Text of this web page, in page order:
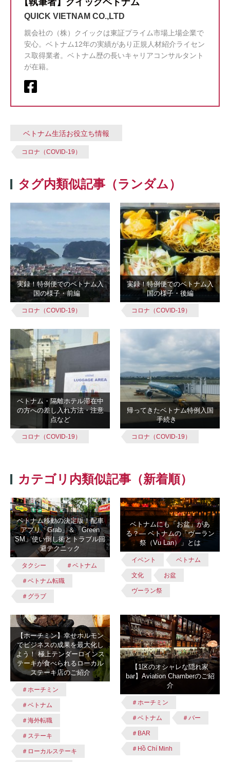
【執筆者】クイックベトナム
QUICK VIETNAM CO.,LTD
親会社の（株）クイックは東証プライム市場上場企業で
安心。ベトナム12年の実績があり正規人材紹介ライセン
ス取得業者。ベトナム歴の長いキャリアコンサルタント
が在籍。
ベトナム生活お役立ち情報
コロナ（COVID-19）
タグ内類似記事（ランダム）
実録！特例便でのベトナム入
国の様子・前編
コロナ（COVID-19）
実録！特例便でのベトナム入
国の様子・後編
コロナ（COVID-19）
ベトナム・隔離ホテル滞在中
の方への差し入れ方法・注意
点など
コロナ（COVID-19）
帰ってきたベトナム特例入国
手続き
コロナ（COVID-19）
カテゴリ内類似記事（新着順）
ベトナム移動の決定版！配車
アプリ「Grab」＆「Green
SM」使い倒し術とトラブル回
避テクニック
タクシー ＃ベトナム
＃ベトナム転職
＃グラブ
ベトナムにも「お盆」があ
る？― ベトナムの「ヴーラン
祭（Vu Lan）」とは
イベント ベトナム
文化 お盆
ヴーラン祭
【ホーチミン】幸せホルモン
でビジネスの成果を最大化し
よう！ 極上テンダーロインス
テーキが食べられるローカル
ステーキ店のご紹介
＃ホーチミン
＃ベトナム
＃海外転職
＃ステーキ
＃ローカルステーキ
【1区のオシャレな隠れ家
bar】Aviation Chamberのご紹
介
＃ホーチミン
＃ベトナム ＃バー
＃BAR
＃Hồ Chí Minh